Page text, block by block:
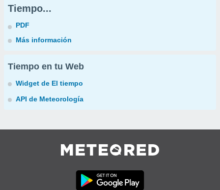
Tiempo...
PDF
Más información
Tiempo en tu Web
Widget de El tiempo
API de Meteorología